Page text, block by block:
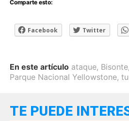
Comparte esto:
Facebook Twitter
En este artículo ataque, Bisonte
Parque Nacional Yellowstone,
TE PUEDE